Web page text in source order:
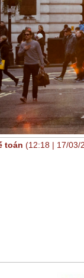
toán (12:18 | 17/03/